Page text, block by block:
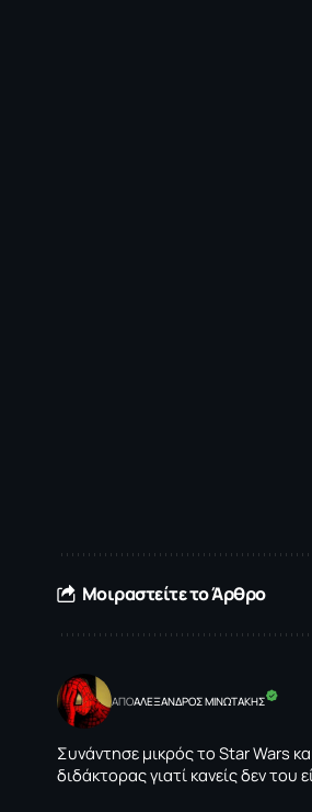
Μοιραστείτε το Άρθρο
ΑΠΟΑΛΕΞΑΝΔΡΟΣ ΜΙΝΩΤΑΚΗΣ
Συνάντησε μικρός το Star Wars
διδάκτορας γιατί κανείς δεν